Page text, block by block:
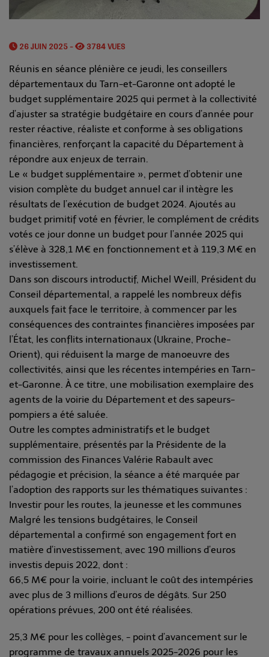
26 JUIN 2025 - 3784 VUES
Réunis en séance plénière ce jeudi, les conseillers
départementaux du Tarn-et-Garonne ont adopté le
budget supplémentaire 2025 qui permet à la collectivité
d’ajuster sa stratégie budgétaire en cours d’année pour
rester réactive, réaliste et conforme à ses obligations
financières, renforçant la capacité du Département à
répondre aux enjeux de terrain.
Le « budget supplémentaire », permet d’obtenir une
vision complète du budget annuel car il intègre les
résultats de l’exécution de budget 2024. Ajoutés au
budget primitif voté en février, le complément de crédits
votés ce jour donne un budget pour l’année 2025 qui
s’élève à 328,1 M€ en fonctionnement et à 119,3 M€ en
investissement.
Dans son discours introductif, Michel Weill, Président du
Conseil départemental, a rappelé les nombreux défis
auxquels fait face le territoire, à commencer par les
conséquences des contraintes financières imposées par
l’État, les conflits internationaux (Ukraine, Proche-
Orient), qui réduisent la marge de manoeuvre des
collectivités, ainsi que les récentes intempéries en Tarn-
et-Garonne. À ce titre, une mobilisation exemplaire des
agents de la voirie du Département et des sapeurs-
pompiers a été saluée.
Outre les comptes administratifs et le budget
supplémentaire, présentés par la Présidente de la
commission des Finances Valérie Rabault avec
pédagogie et précision, la séance a été marquée par
l’adoption des rapports sur les thématiques suivantes :
Investir pour les routes, la jeunesse et les communes
Malgré les tensions budgétaires, le Conseil
départemental a confirmé son engagement fort en
matière d’investissement, avec 190 millions d’euros
investis depuis 2022, dont :
66,5 M€ pour la voirie, incluant le coût des intempéries
avec plus de 3 millions d’euros de dégâts. Sur 250
opérations prévues, 200 ont été réalisées.
25,3 M€ pour les collèges, - point d’avancement sur le
programme de travaux annuels 2025-2026 pour les